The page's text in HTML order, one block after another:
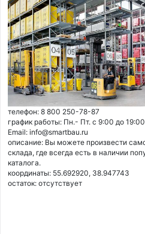
телефон: 8 800 250-78-87
график работы: Пн.- Пт. с 9:00 до 19:00
Email: info@smartbau.ru
описание: Вы можете произвести
склада, где всегда есть в наличии
каталога.
координаты: 55.692920, 38.947743
остаток: отсутствует